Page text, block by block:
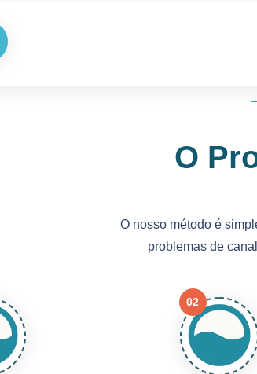
O
O nosso método é
problemas de
02